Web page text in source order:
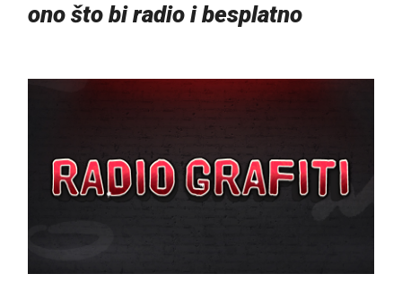
ono što bi radio i besplatno